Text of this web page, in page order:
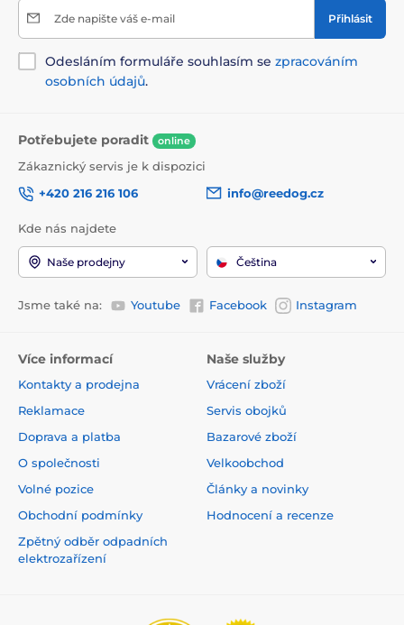
Zde napište váš e-mail Přihlásit
Odesláním formuláře souhlasím se zpracováním
osobních údajů.
Potřebujete poradit online
Zákaznický servis je k dispozici
+420 216 216 106
info@reedog.cz
Kde nás najdete
Naše prodejny Čeština
Jsme také na: Youtube Facebook Instagram
Více informací
Kontakty a prodejna
Reklamace
Doprava a platba
O společnosti
Volné pozice
Obchodní podmínky
Zpětný odběr odpadních
elektrozařízení
Naše služby
Vrácení zboží
Servis obojků
Bazarové zboží
Velkoobchod
Články a novinky
Hodnocení a recenze